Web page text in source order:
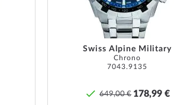
Champ d'application
24
la
Swiss Alpine Military
Chrono
7043.9135
649,00 € 178,99 €